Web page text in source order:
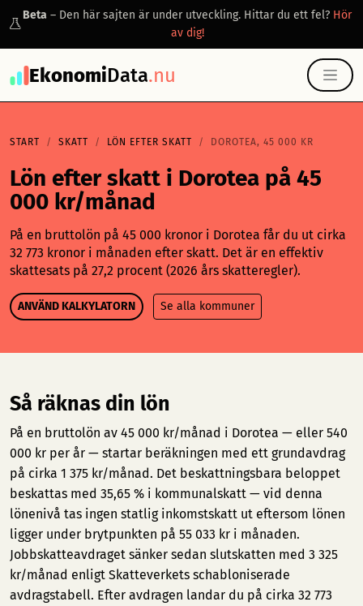
Beta – Den här sajten är under utveckling. Hittar du ett fel? Hör
av dig!
EkonomiData.nu
START SKATT LÖN EFTER SKATT DOROTEA, 45 000 KR
Lön efter skatt i Dorotea på 45
000 kr/månad
På en bruttolön på 45 000 kronor i Dorotea får du ut cirka
32 773 kronor i månaden efter skatt. Det är en effektiv
skattesats på 27,2 procent (2026 års skatteregler).
ANVÄND KALKYLATORN Se alla kommuner
Så räknas din lön
På en bruttolön av 45 000 kr/månad i Dorotea — eller 540
000 kr per år — startar beräkningen med ett grundavdrag
på cirka 1 375 kr/månad. Det beskattningsbara beloppet
beskattas med 35,65 % i kommunalskatt — vid denna
lönenivå tas ingen statlig inkomstskatt ut eftersom lönen
ligger under brytpunkten på 55 033 kr i månaden.
Jobbskatteavdraget sänker sedan slutskatten med 3 325
kr/månad enligt Skatteverkets schabloniserade
avdragstabell. Efter avdragen landar du på cirka 32 773